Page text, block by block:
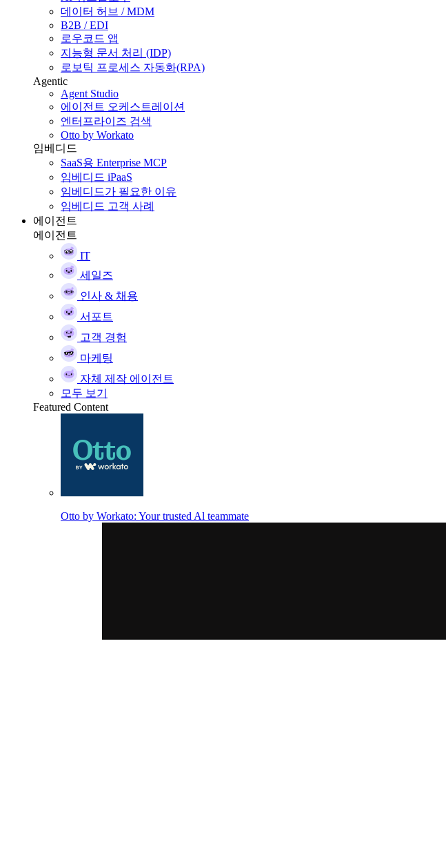
데이터 허브 / MDM
B2B / EDI
로우코드 앱
지능형 문서 처리 (IDP)
로보틱 프로세스 자동화(RPA)
Agentic
Agent Studio
에이전트 오케스트레이션
엔터프라이즈 검색
Otto by Workato
임베디드
SaaS용 Enterprise MCP
임베디드 iPaaS
임베디드가 필요한 이유
임베디드 고객 사례
에이전트
에이전트
IT
세일즈
인사 & 채용
서포트
고객 경험
마케팅
자체 제작 에이전트
모두 보기
Featured Content
Otto by Workato: Your trusted Al teammate